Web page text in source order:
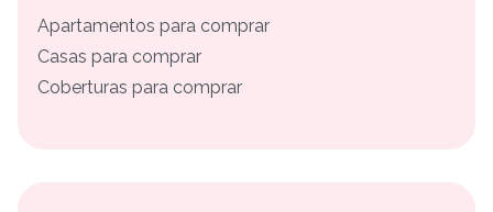
Apartamentos para comprar
Casas para comprar
Coberturas para comprar